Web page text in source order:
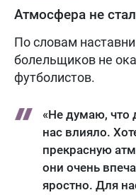
Атмосфера не
По словам
болельщиков не
футболистов.
«Не думаю, что
нас влияло.
прекрасную
они очень
яростно. Для